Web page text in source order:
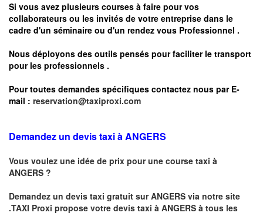
Si vous avez plusieurs courses à faire pour vos
collaborateurs ou les invités de votre entreprise dans le
cadre d'un séminaire ou d'un rendez vous Professionnel .
Nous déployons des outils pensés pour faciliter le transport
pour les professionnels .
Pour toutes demandes spécifiques contactez nous par E-
mail : reservation@taxiproxi.com
Demandez un devis taxi à ANGERS
Vous voulez une idée de prix pour une course taxi à
ANGERS ?
Demandez un devis taxi gratuit surANGERS via notre site
.TAXI Proxi propose votre devis taxi à ANGERS à tous les